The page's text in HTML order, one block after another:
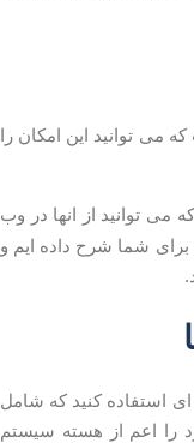
می توانید این امکان را
توانید از انها در وب
برای شما شرح داده ایم و
استفاده کنید که شامل
را اعم از هسته سیستم